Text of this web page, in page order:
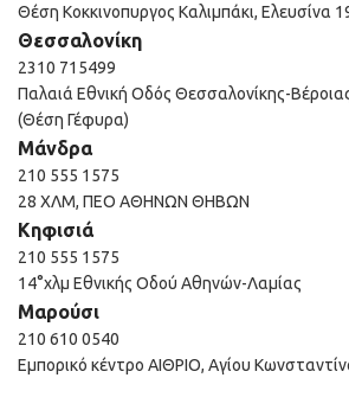
Θέση Κοκκινοπυργος Καλιμπάκι, Ελευσίνα
Θεσσαλονίκη
2310 715499
Παλαιά Εθνική Οδός Θεσσαλονίκης-
(Θέση Γέφυρα)
Μάνδρα
210 555 1575
28 ΧΛΜ, ΠΕΟ ΑΘΗΝΩΝ ΘΗΒΩΝ
Κηφισιά
210 555 1575
14°χλμ Εθνικής Οδού Αθηνών-Λαμίας
Μαρούσι
210 610 0540
Εμπορικό κέντρο ΑΙΘΡΙΟ, Αγίου